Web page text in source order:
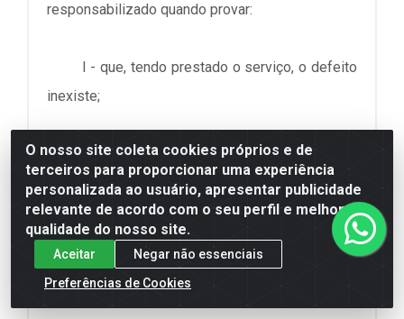
responsabilizado quando provar:
I - que, tendo prestado o serviço, o defeito
inexiste;
II - a culpa exclusiva do consumidor ou de
terceiro.
§ 4° A responsabilidade pessoal dos
profissionais liberais será apurada mediante a
O nosso site coleta cookies próprios e de
terceiros para proporcionar uma experiência
personalizada ao usuário, apresentar publicidade
relevante de acordo com o seu perfil e melhorar a
qualidade do nosso site.
Aceitar
Negar não essenciais
Preferências de Cookies